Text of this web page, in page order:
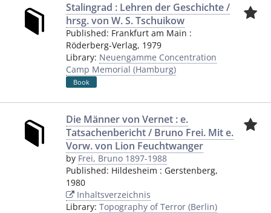
Stalingrad : Lehren der Geschichte /
hrsg. von W. S. Tschuikow
Published: Frankfurt am Main :
Röderberg-Verlag, 1979
Library: Neuengamme Concentration
Camp Memorial (Hamburg)
Book
Die Männer von Vernet : e.
Tatsachenbericht / Bruno Frei. Mit e.
Vorw. von Lion Feuchtwanger
by Frei, Bruno 1897-1988
Published: Hildesheim : Gerstenberg,
1980
Inhaltsverzeichnis
Library: Topography of Terror (Berlin)